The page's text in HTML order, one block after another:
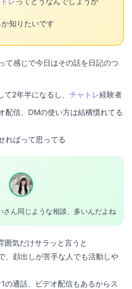
か知りたいです
て感じで今日はその話を日記のつ
て2年半になるし、 チャトレ経験者
配信、DMの使い方は結構慣れてる
ればって思ってる
ん同じような相談、多いんだよね
囲気だけサラッと言うと
、顔出しが苦手な人でも活動しや
の通話、ビデオ配信もあるからス